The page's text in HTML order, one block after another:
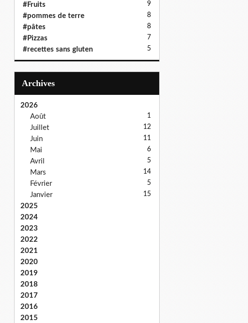
#Fruits 9
#pommes de terre 8
#pâtes 8
#Pizzas 7
#recettes sans gluten 5
Archives
2026
Août
1
Juillet 12
Juin 11
Mai 6
Avril 5
Mars 14
Février 5
Janvier 15
2025
2024
2023
2022
2021
2020
2019
2018
2017
2016
2015